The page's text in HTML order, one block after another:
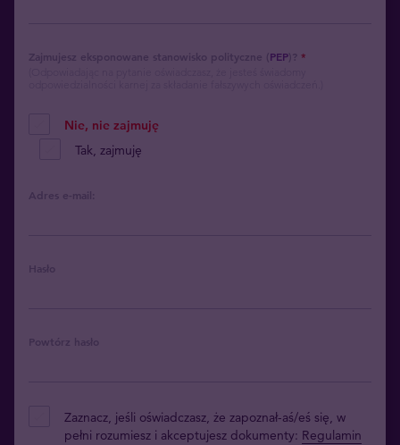
Zajmujesz eksponowane stanowisko polityczne (PEP)? *
Nie, nie zajmuję
Tak, zajmuję
Adres e-mail:
Hasło
Powtórz hasło
Zaznacz, jeśli oświadczasz, że zapoznał-aś/eś się, w
pełni rozumiesz i akceptujesz dokumenty: Regulamin